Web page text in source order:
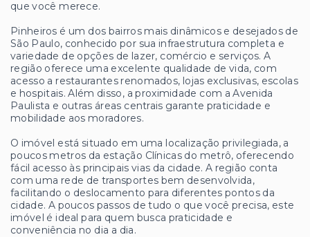
que você merece.
Pinheiros é um dos bairros mais dinâmicos e desejados de
São Paulo, conhecido por sua infraestrutura completa e
variedade de opções de lazer, comércio e serviços. A
região oferece uma excelente qualidade de vida, com
acesso a restaurantes renomados, lojas exclusivas, escolas
e hospitais. Além disso, a proximidade com a Avenida
Paulista e outras áreas centrais garante praticidade e
mobilidade aos moradores.
O imóvel está situado em uma localização privilegiada, a
poucos metros da estação Clínicas do metrô, oferecendo
fácil acesso às principais vias da cidade. A região conta
com uma rede de transportes bem desenvolvida,
facilitando o deslocamento para diferentes pontos da
cidade. A poucos passos de tudo o que você precisa, este
imóvel é ideal para quem busca praticidade e
conveniência no dia a dia.